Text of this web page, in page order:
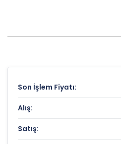
Son İşlem Fiyatı:
Alış:
Satış: